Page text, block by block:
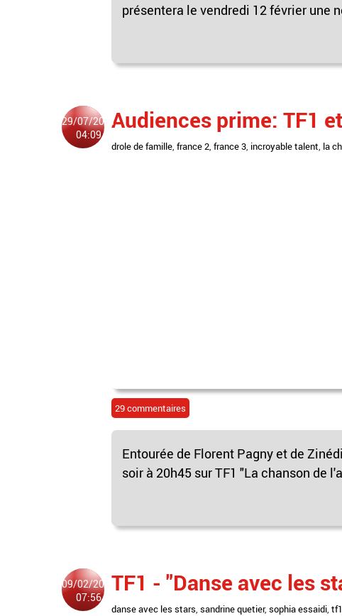
présentera le vendredi 12 février une
29/07/2011
04:09
Audiences prime: TF1
drole de famille france 2 france 3 incroyable talent la
29 commentaires
Entourée de Florent Pagny et de
soir à 20h45 sur TF1 "La chanson de
09/02/2011
07:56
TF1 - "Danse avec les
danse avec les stars, sandrine quetier, sophia essaidi, tf1